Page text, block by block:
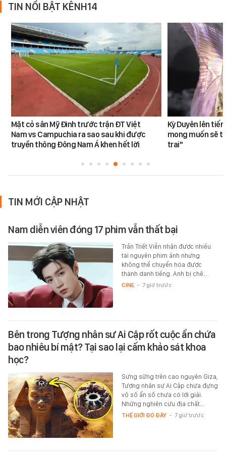
TIN NỔI BẬT KÊNH14
Mặt cỏ sân Mỹ Đình trước trận ĐT Việt
Nam vs Campuchia ra sao sau khi được
truyền thông Đông Nam Á khen hết lời
Kỳ Duyên lên
mong muốn sẽ
trai"
TIN MỚI CẬP NHẬT
Nam diễn viên đóng 17 phim vẫn thất bại
Trần Triết Viễn nhận được nhiều
tài nguyên phim ảnh nhưng
không thể chuyển hóa được
thành danh tiếng. Anh bị chê…
CINE - 7 giờ trước
Bên trong Tượng nhân sư Ai Cập rốt cuộc ẩn chứa
bao nhiêu bí mật? Tại sao lại cấm khảo sát khoa
học?
Sừng sững trên cao nguyên Giza,
Tượng nhân sư Ai Cập chứa đựng
vô số ẩn số chưa có lời giải.
Những nghiên cứu địa chất…
THẾ GIỚI ĐÓ ĐÂY - 7 giờ trước